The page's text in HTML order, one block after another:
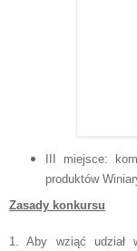
III miejsce:
produktów
Zasady konkursu
1. Aby wziąć udział